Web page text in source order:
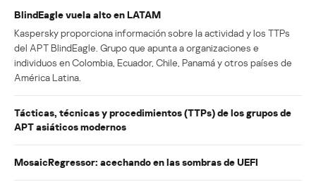
BlindEagle vuela alto en LATAM
Kaspersky proporciona información sobre la actividad y los TTPs
del APT BlindEagle. Grupo que apunta a organizaciones e
individuos en Colombia, Ecuador, Chile, Panamá y otros países de
América Latina.
Tácticas, técnicas y procedimientos (TTPs) de los grupos de
APT asiáticos modernos
MosaicRegressor: acechando en las sombras de UEFI